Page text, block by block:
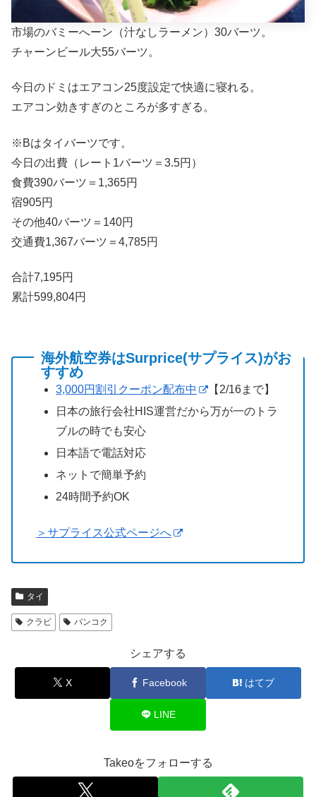
市場のバミーへーン（汁なしラーメン）30バーツ。
チャーンビール大55バーツ。
今日のドミはエアコン25度設定で快適に寝れる。
エアコン効きすぎのところが多すぎる。
※Bはタイバーツです。
今日の出費（レート1バーツ＝3.5円）
食費390バーツ＝1,365円
宿905円
その他40バーツ＝140円
交通費1,367バーツ＝4,785円
合計7,195円
累計599,804円
海外航空券はSurprice(サプライス)がお
すすめ
3,000円割引クーポン配布中
【2/16まで】
日本の旅行会社HIS運営だから万が一のトラ
ブルの時でも安心
日本語で電話対応
ネットで簡単予約
24時間予約OK
＞サプライス公式ページへ
タイ
クラビ バンコク
シェアする
X Facebook はてブ
LINE
Takeoをフォローする